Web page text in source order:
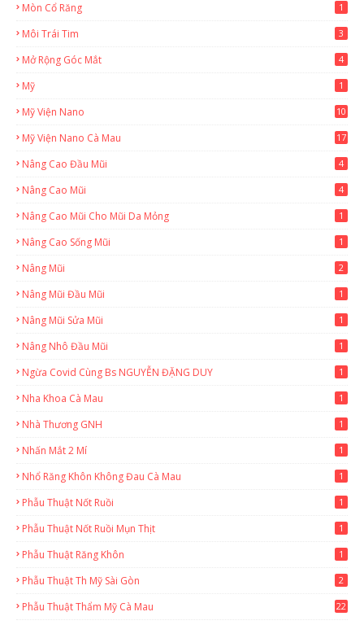
Mòn Cổ Răng 1
Môi Trái Tim 3
Mở Rộng Góc Mắt 4
Mỹ 1
Mỹ Viện Nano 10
Mỹ Viện Nano Cà Mau
17
Nâng Cao Đầu Mũi 4
Nâng Cao Mũi 4
Nâng Cao Mũi Cho Mũi Da Mỏng 1
Nâng Cao Sống Mũi 1
Nâng Mũi 2
Nâng Mũi Đầu Mũi 1
Nâng Mũi Sửa Mũi 1
Nâng Nhô Đầu Mũi 1
Ngừa Covid Cùng Bs NGUYỄN ĐẶNG DUY 1
Nha Khoa Cà Mau 1
Nhà Thương GNH 1
Nhấn Mắt 2 Mí 1
Nhổ Răng Khôn Không Đau Cà Mau 1
Phẫu Thuật Nốt Ruồi 1
Phẫu Thuật Nốt Ruồi Mụn Thịt 1
Phẫu Thuật Răng Khôn 1
Phẫu Thuật Th Mỹ Sài Gòn 2
Phẫu Thuật Thẩm Mỹ Cà Mau
22